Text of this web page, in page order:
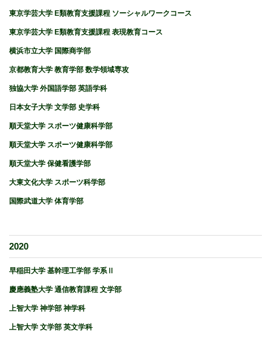
東京学芸大学 E類教育支援課程 ソーシャルワークコース
東京学芸大学 E類教育支援課程 表現教育コース
横浜市立大学 国際商学部
京都教育大学 教育学部 数学領域専攻
独協大学 外国語学部 英語学科
日本女子大学 文学部 史学科
順天堂大学 スポーツ健康科学部
順天堂大学 スポーツ健康科学部
順天堂大学 保健看護学部
大東文化大学 スポーツ科学部
国際武道大学 体育学部
2020
早稲田大学 基幹理工学部 学系Ⅱ
慶應義塾大学 通信教育課程 文学部
上智大学 神学部 神学科
上智大学 文学部 英文学科